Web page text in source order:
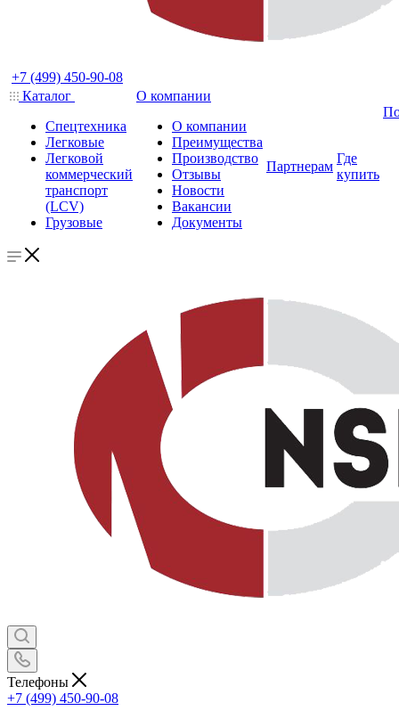
+7 (499) 450-90-08
Каталог
Спецтехника
Легковые
Легковой
коммерческий
транспорт
(LCV)
Грузовые
О компании
О компании
Преимущества
Производство
Отзывы
Новости
Вакансии
Документы
Партнерам
Где
купить
Телефоны
+7 (499) 450-90-08